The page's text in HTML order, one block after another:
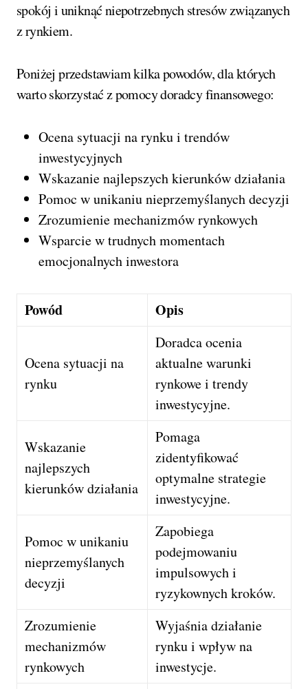
spokój i uniknąć niepotrzebnych stresów związanych
z rynkiem.
Poniżej przedstawiam kilka powodów, dla których
warto skorzystać z pomocy doradcy finansowego:
Ocena sytuacji na rynku i trendów
inwestycyjnych
Wskazanie najlepszych kierunków działania
Pomoc w unikaniu nieprzemyślanych decyzji
Zrozumienie mechanizmów rynkowych
Wsparcie w trudnych momentach
emocjonalnych inwestora
Powód Opis
Ocena sytuacji na
rynku
Doradca ocenia
aktualne warunki
rynkowe i trendy
inwestycyjne.
Wskazanie
najlepszych
kierunków działania
Pomaga
zidentyfikować
optymalne strategie
inwestycyjne.
Pomoc w unikaniu
nieprzemyślanych
decyzji
Zapobiega
podejmowaniu
impulsowych i
ryzykownych kroków.
Zrozumienie
mechanizmów
rynkowych
Wyjaśnia działanie
rynku i wpływ na
inwestycje.